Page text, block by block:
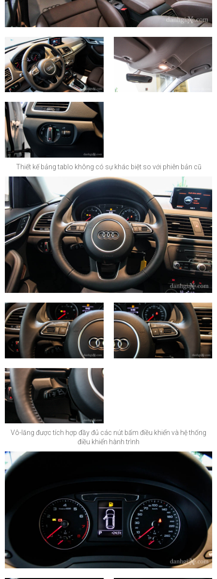
Thiết kế bảng tablo không có sự khác biệt so với phiên bản cũ
Vô-lăng được tích hợp đầy đủ các nút bấm điều khiển và hệ thống
điều khiển hành trình